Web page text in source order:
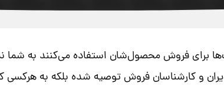
برای فروش محصول‌شان استفاده می‌کنند به شما
و کارشناسان فروش توصیه شده بلکه به هرکسی